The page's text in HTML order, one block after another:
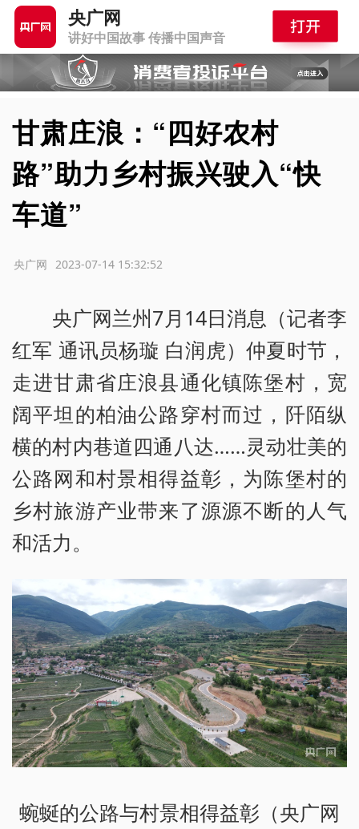
央广网
讲好中国故事 传播中国声音
甘肃庄浪：“四好农村
路”助力乡村振兴驶入“快
车道”
2023-07-14 15:32:52
央广网
央广网兰州7月14日消息（记者李
红军 通讯员杨璇 白润虎）仲夏时节，
走进甘肃省庄浪县通化镇陈堡村，宽
阔平坦的柏油公路穿村而过，阡陌纵
横的村内巷道四通八达……灵动壮美的
公路网和村景相得益彰，为陈堡村的
乡村旅游产业带来了源源不断的人气
和活力。
蜿蜒的公路与村景相得益彰（央广网